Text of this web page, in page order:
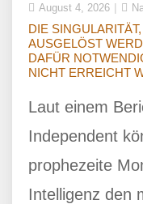
August 4, 2026
DIE
AUSGELÖST
DAFÜR
NICHT ERREICHT
Laut einem
Independent
prophezeite
Intelligenz den